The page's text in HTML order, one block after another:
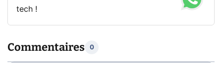
tech !
Commentaires 0